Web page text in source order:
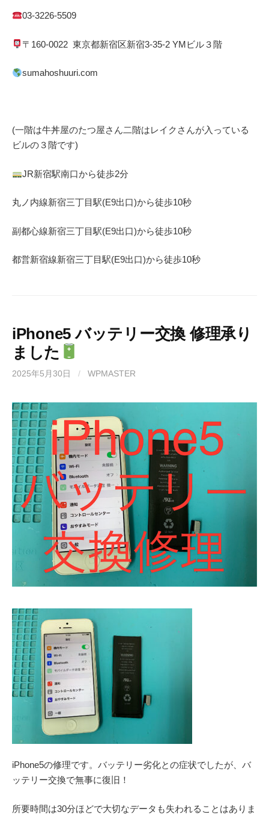
03-3226-5509
〒 160-0022 東京都新宿区新宿3-35-2 YMビル３階
sumahoshuuri.com
(一階は牛丼屋のたつ屋さん二階はレイクさんが入っている
ビルの３階です)
JR新宿駅南口から徒歩2分
丸ノ内線新宿三丁目駅(E9出口)から徒歩10秒
副都心線新宿三丁目駅(E9出口)から徒歩10秒
都営新宿線新宿三丁目駅(E9出口)から徒歩10秒
iPhone5 バッテリー交換 修理承り
ました
2025年5月30日 / WPMASTER
iPhone5の修理です。バッテリー劣化との症状でしたが、バ
ッテリー交換で無事に復旧！
所要時間は30分ほどで大切なデータも失われることはありま